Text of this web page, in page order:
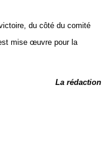
du côté du comité
mise œuvre pour la
La rédaction